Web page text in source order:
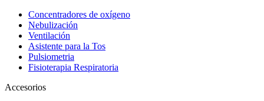
Concentradores de oxígeno
Nebulización
Ventilación
Asistente para la Tos
Pulsiometria
Fisioterapia Respiratoria
Accesorios